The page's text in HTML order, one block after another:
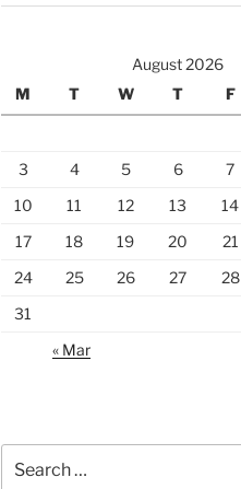
August 2026
M
T W T F
3
4 5 6 7
10
11 12 13 14
17
18 19 20 21
24
25 26 27 28
31
« Mar
for: